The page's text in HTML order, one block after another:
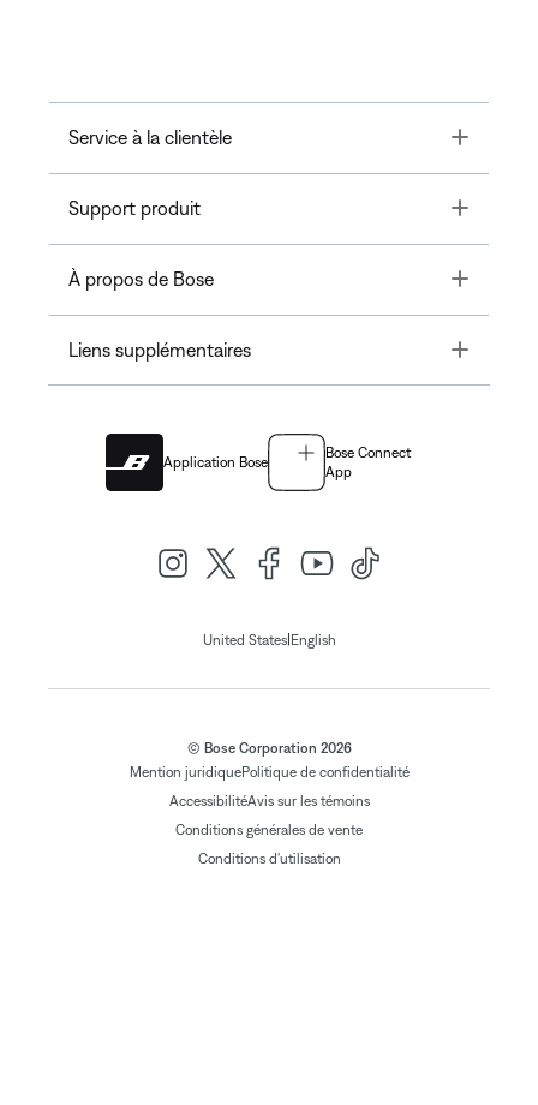
Service à la clientèle Toggle
Support produit Toggle
À propos de Bose Toggle
Liens supplémentaires Toggle
Application Bose
Bose Connect
App
United States| English
© Bose Corporation 2026
Mention juridiquePolitique de confidentialité
AccessibilitéAvis sur les témoins
Conditions générales de vente
Conditions d'utilisation